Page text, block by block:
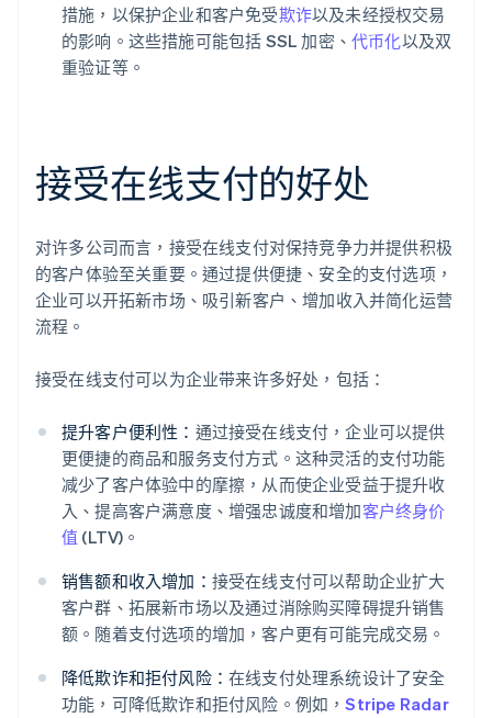
措施，以保护企业和客户免受欺诈以及未经授权交易
的影响。这些措施可能包括 SSL 加密、 代币化以及双
重验证等。
接受在线支付的好处
对许多公司而言，接受在线支付对保持竞争力并提供积极
的客户体验至关重要。通过提供便捷、安全的支付选项，
企业可以开拓新市场、吸引新客户、增加收入并简化运营
流程。
接受在线支付可以为企业带来许多好处，包括：
提升客户便利性： 通过接受在线支付，企业可以提供
更便捷的商品和服务支付方式。这种灵活的支付功能
减少了客户体验中的摩擦，从而使企业受益于提升收
入、提高客户满意度、增强忠诚度和增加客户终身价
值 (LTV)。
销售额和收入增加： 接受在线支付可以帮助企业扩大
客户群、拓展新市场以及通过消除购买障碍提升销售
额。随着支付选项的增加，客户更有可能完成交易。
降低欺诈和拒付风险： 在线支付处理系统设计了安全
功能，可降低欺诈和拒付风险。例如，Stripe Radar